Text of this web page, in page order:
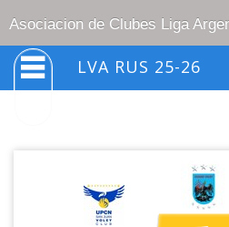
Asociacion de Clubes Liga
LVA RUS 25-26